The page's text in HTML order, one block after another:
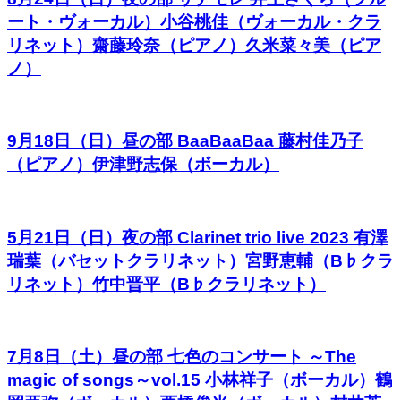
ート・ヴォーカル）小谷桃佳（ヴォーカル・クラ
リネット）齋藤玲奈（ピアノ）久米菜々美（ピア
ノ）
9月18日（日）昼の部 BaaBaaBaa 藤村佳乃子
（ピアノ）伊津野志保（ボーカル）
5月21日（日）夜の部 Clarinet trio live 2023 有澤
瑞葉（バセットクラリネット）宮野恵輔（B♭クラ
リネット）竹中晋平（B♭クラリネット）
7月8日（土）昼の部 七色のコンサート ～The
magic of songs～vol.15 小林祥子（ボーカル）鶴